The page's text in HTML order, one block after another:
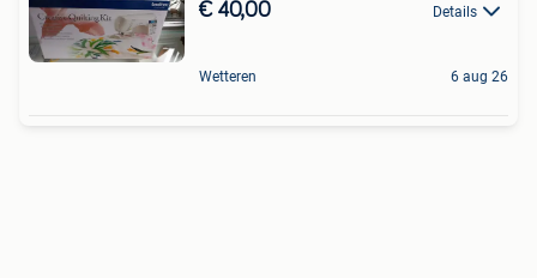
€ 40,00 Details
Wetteren 6 aug 26